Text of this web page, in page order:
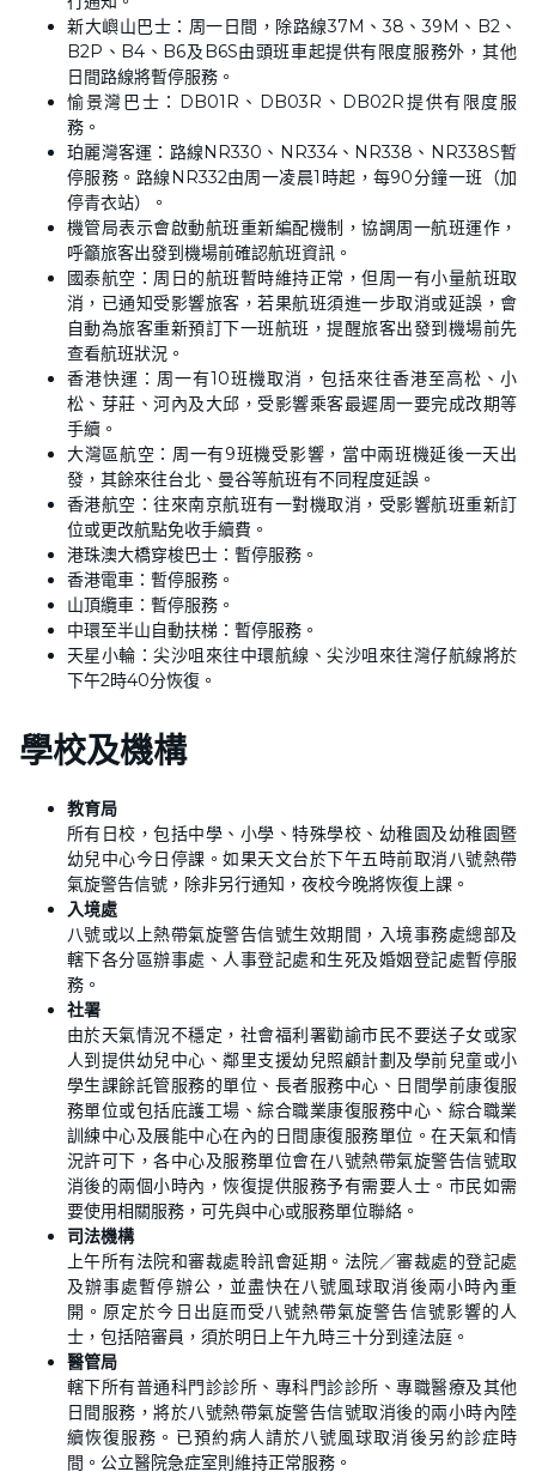
新大嶼山巴士：周一日間，除路線37M、38、39M、B2、
B2P、B4、B6及B6S由頭班車起提供有限度服務外，其他
日間路線將暫停服務。
愉景灣巴士：DB01R、DB03R、DB02R提供有限度服
務。
珀麗灣客運：路線NR330、NR334、NR338、NR338S暫
停服務。路線NR332由周一凌晨1時起，每90分鐘一班（加
停青衣站）。
機管局表示會啟動航班重新編配機制，協調周一航班運作，
呼籲旅客出發到機場前確認航班資訊。
國泰航空：周日的航班暫時維持正常，但周一有小量航班取
消，已通知受影響旅客，若果航班須進一步取消或延誤，會
自動為旅客重新預訂下一班航班，提醒旅客出發到機場前先
查看航班狀況。
香港快運：周一有10班機取消，包括來往香港至高松、小
松、芽莊、河內及大邱，受影響乘客最遲周一要完成改期等
手續。
大灣區航空：周一有9班機受影響，當中兩班機延後一天出
發，其餘來往台北、曼谷等航班有不同程度延誤。
香港航空：往來南京航班有一對機取消，受影響航班重新訂
位或更改航點免收手續費。
港珠澳大橋穿梭巴士：暫停服務。
香港電車：暫停服務。
山頂纜車：暫停服務。
中環至半山自動扶梯：暫停服務。
天星小輪：尖沙咀來往中環航線、尖沙咀來往灣仔航線將於
下午2時40分恢復。
學校及機構
教育局
所有日校，包括中學、小學、特殊學校、幼稚園及幼稚園暨
幼兒中心今日停課。如果天文台於下午五時前取消八號熱帶
氣旋警告信號，除非另行通知，夜校今晚將恢復上課。
入境處
八號或以上熱帶氣旋警告信號生效期間，入境事務處總部及
轄下各分區辦事處、人事登記處和生死及婚姻登記處暫停服
務。
社署
由於天氣情況不穩定，社會福利署勸諭市民不要送子女或家
人到提供幼兒中心、鄰里支援幼兒照顧計劃及學前兒童或小
學生課餘託管服務的單位、長者服務中心、日間學前康復服
務單位或包括庇護工場、綜合職業康復服務中心、綜合職業
訓練中心及展能中心在內的日間康復服務單位。在天氣和情
況許可下，各中心及服務單位會在八號熱帶氣旋警告信號取
消後的兩個小時內，恢復提供服務予有需要人士。市民如需
要使用相關服務，可先與中心或服務單位聯絡。
司法機構
上午所有法院和審裁處聆訊會延期。法院／審裁處的登記處
及辦事處暫停辦公，並盡快在八號風球取消後兩小時內重
開。原定於今日出庭而受八號熱帶氣旋警告信號影響的人
士，包括陪審員，須於明日上午九時三十分到達法庭。
醫管局
轄下所有普通科門診診所、專科門診診所、專職醫療及其他
日間服務，將於八號熱帶氣旋警告信號取消後的兩小時內陸
續恢復服務。已預約病人請於八號風球取消後另約診症時
間。公立醫院急症室則維持正常服務。